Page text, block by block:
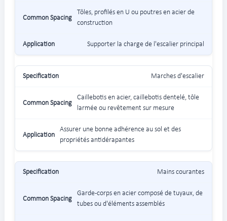
Tôles, profilés en U ou poutres en acier de
construction
Supporter la charge de l'escalier principal
Marches d'escalier
Caillebotis en acier, caillebotis dentelé, tôle
larmée ou revêtement sur mesure
Assurer une bonne adhérence au sol et des
propriétés antidérapantes
Mains courantes
Garde-corps en acier composé de tuyaux, de
tubes ou d'éléments assemblés